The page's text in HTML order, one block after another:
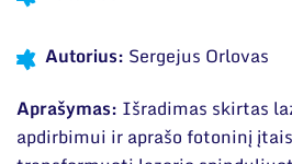
Moksliniai skyriai
Mokslinės publikacijos
Autorius: Sergejus Orlovas
Aprašymas: Išradimas skirtas
apdirbimui ir aprašo fotoninį